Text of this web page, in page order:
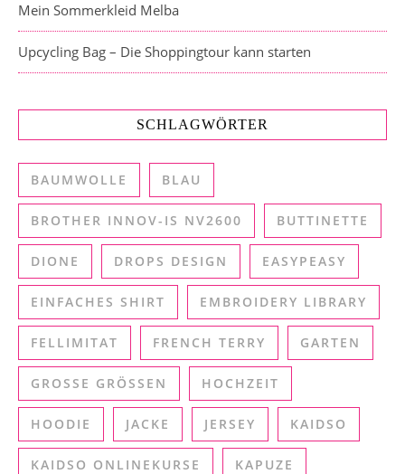
Mein Sommerkleid Melba
Upcycling Bag – Die Shoppingtour kann starten
SCHLAGWÖRTER
BAUMWOLLE BLAU
BROTHER INNOV-IS NV2600 BUTTINETTE
DIONE DROPS DESIGN EASYPEASY
EINFACHES SHIRT EMBROIDERY LIBRARY
FELLIMITAT FRENCH TERRY GARTEN
GROSSE GRÖSSEN HOCHZEIT
HOODIE JACKE JERSEY KAIDSO
KAIDSO ONLINEKURSE KAPUZE